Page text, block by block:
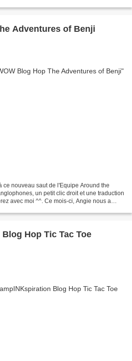
Adventures of Benji
ce nouveau saut de l'Equipe Around the
un petit clic droit et une traduction
avec moi ^^. Ce mois-ci, Angie nous a
Hop Tic Tac Toe